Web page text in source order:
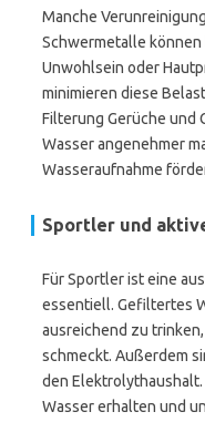
Manche
Schwermetalle
Unwohlsein oder
minimieren diese
Filterung Gerüche und
Wasser angenehmer
Wasseraufnahme
Sportler und
Für Sportler ist eine
essentiell. Gefiltertes
ausreichend zu
schmeckt. Außerdem
den
Wasser erhalten und